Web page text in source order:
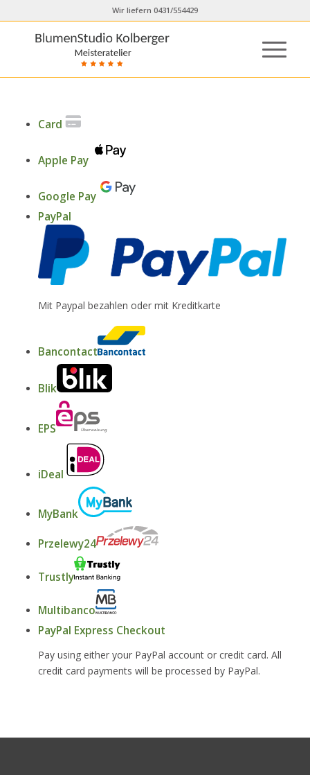
Wir liefern 0431/554429
Card
Apple Pay
Google Pay
PayPal
Mit Paypal bezahlen oder mit Kreditkarte
Bancontact
Blik
EPS
iDeal
MyBank
Przelewy24
Trustly
Multibanco
PayPal Express Checkout
Pay using either your PayPal account or credit card. All
credit card payments will be processed by PayPal.